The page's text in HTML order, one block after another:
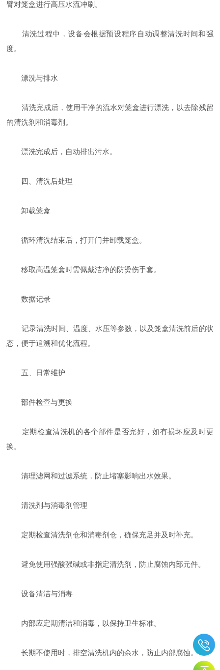
臂对笼盒进行高压水流冲刷。
清洗过程中，设备会根据预设程序自动调整清洗时间和强
度。
漂洗与排水
清洗完成后，使用干净的流水对笼盒进行漂洗，以去除残留
的清洗剂和消毒剂。
漂洗完成后，自动排出污水。
四、清洗后处理
卸载笼盒
循环清洗结束后，打开门并卸载笼盒。
移取高温笼盒时需佩戴洁净的防烫伤手套。
数据记录
记录清洗时间、温度、水压等参数，以及笼盒清洗前后的状
态，便于追溯和优化流程。
五、日常维护
部件检查与更换
定期检查清洗机的各个部件是否完好，如有损坏应及时更
换。
清理滤网和过滤系统，防止堵塞影响出水效果。
清洗剂与消毒剂管理
定期检查清洗剂仓和消毒剂仓，确保充足并及时补充。
避免使用强酸强碱或非指定清洗剂，防止腐蚀内部元件。
设备清洁与消毒
内部应定期清洁和消毒，以保持卫生标准。
长期不使用时，排空清洗机内的余水，防止内部腐蚀。